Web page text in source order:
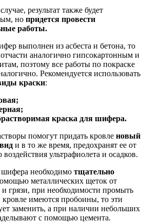
результат также будет
но придется провести
работы.
выполнен из асбеста и бетона, то
аналогично гипсокартонным и
поэтому все работы по покраске
Рекомендуется использовать
краски:
краска для шифера.
помогут придать кровле новый
и в то же время, предохранят ее от
воздействия ультрафиолета и осадков.
необходимо тщательно
металлических щеток от
и грязи, при необходимости промыть
кровле имеются пробоины, то эти
заменить, а при наличии небольших
с помощью цемента.